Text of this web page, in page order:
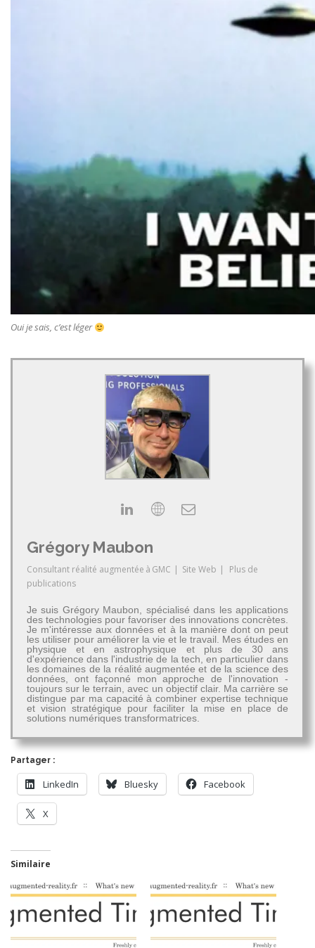
Oui je sais, c’est léger
Grégory Maubon
Consultant réalité augmentée à GMC | Site Web |
Plus de
publications
Je suis Grégory Maubon, spécialisé dans les applications
des technologies pour favoriser des innovations concrètes.
Je m'intéresse aux données et à la manière dont on peut
les utiliser pour améliorer la vie et le travail. Mes études en
physique et en astrophysique et plus de 30 ans
d'expérience dans l'industrie de la tech, en particulier dans
les domaines de la réalité augmentée et de la science des
données, ont façonné mon approche de l'innovation -
toujours sur le terrain, avec un objectif clair. Ma carrière se
distingue par ma capacité à combiner expertise technique
et vision stratégique pour faciliter la mise en place de
solutions numériques transformatrices.
Partager :
LinkedIn Bluesky Facebook
X
Similaire